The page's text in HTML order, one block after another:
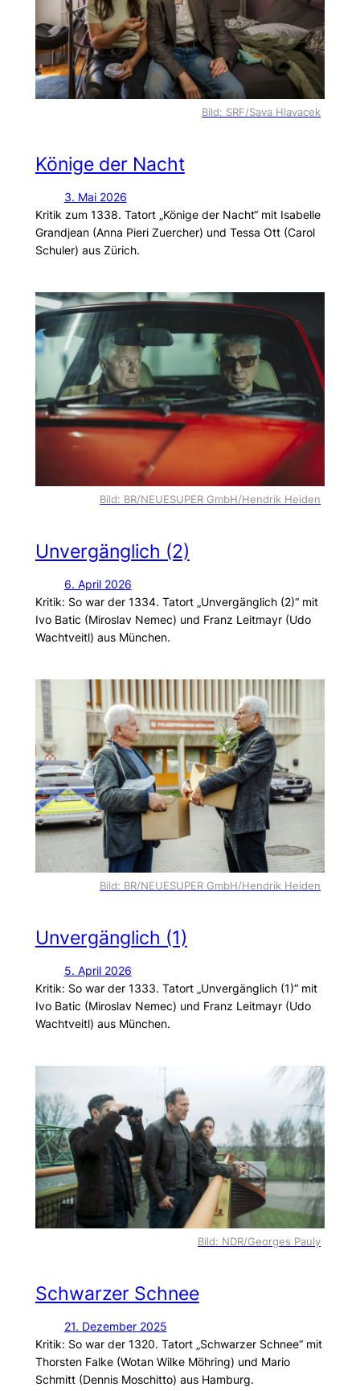
Bild: SRF/Sava Hlavacek
Könige der Nacht
3. Mai 2026
Kritik zum 1338. Tatort „Könige der Nacht“ mit Isabelle
Grandjean (Anna Pieri Zuercher) und Tessa Ott (Carol
Schuler) aus Zürich.
Bild: BR/NEUESUPER GmbH/Hendrik Heiden
Unvergänglich (2)
6. April 2026
Kritik: So war der 1334. Tatort „Unvergänglich (2)“ mit
Ivo Batic (Miroslav Nemec) und Franz Leitmayr (Udo
Wachtveitl) aus München.
Bild: BR/NEUESUPER GmbH/Hendrik Heiden
Unvergänglich (1)
5. April 2026
Kritik: So war der 1333. Tatort „Unvergänglich (1)“ mit
Ivo Batic (Miroslav Nemec) und Franz Leitmayr (Udo
Wachtveitl) aus München.
Bild: NDR/Georges Pauly
Schwarzer Schnee
21. Dezember 2025
Kritik: So war der 1320. Tatort „Schwarzer Schnee“ mit
Thorsten Falke (Wotan Wilke Möhring) und Mario
Schmitt (Dennis Moschitto) aus Hamburg.